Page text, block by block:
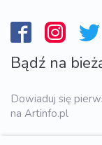
Bądź na
Dowiaduj się
na Artinfo.pl